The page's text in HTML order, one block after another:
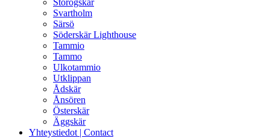
Storogskär
Svartholm
Särsö
Söderskär Lighthouse
Tammio
Tammo
Ulkotammio
Utklippan
Ådskär
Ånsören
Österskär
Äggskär
Yhteystiedot | Contact